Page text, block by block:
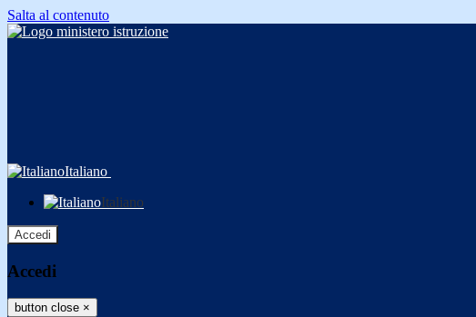
Salta al contenuto
Italiano
Italiano
Accedi
Accedi
button close ×